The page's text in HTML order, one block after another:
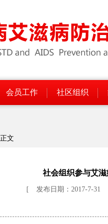
会员工作 社区组织
正文
社会组织参与艾
[ 发布日期：2017-7-31